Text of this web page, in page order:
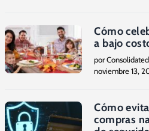
Cómo
a bajo
por
noviembre 13,
Cómo
compras